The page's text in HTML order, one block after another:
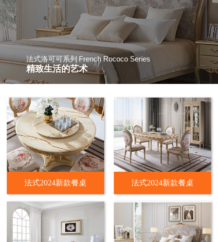
法式洛可可系列 French Rococo Series
精致生活的艺术
法式2024新款餐桌 法式2024新款餐桌